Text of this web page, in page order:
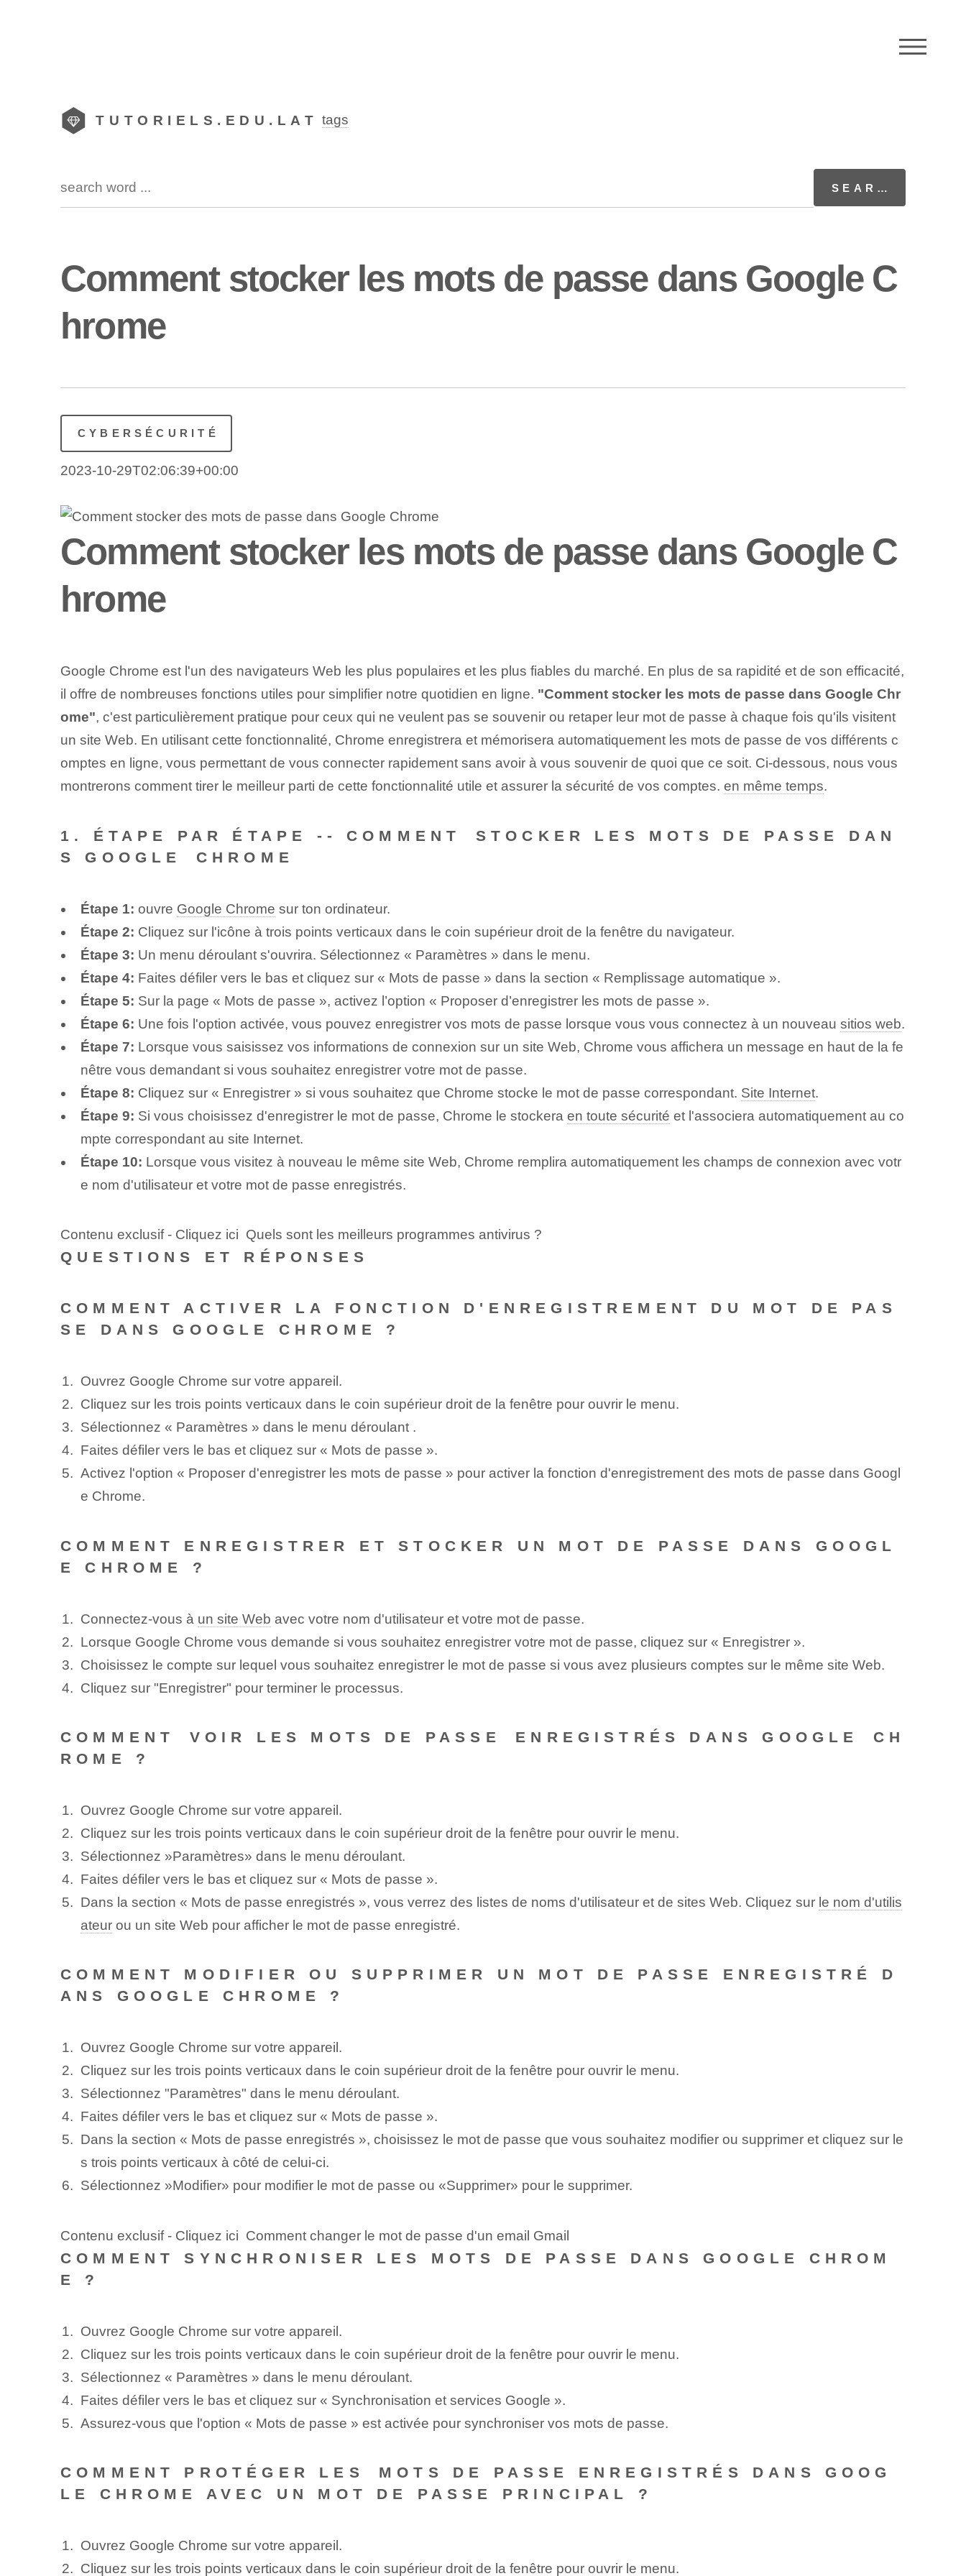
TUTORIELS.EDU.LAT tags
Comment stocker les mots de passe dans Google C
hrome
CYBERSÉCURITÉ
2023-10-29T02:06:39+00:00
Comment stocker les mots de passe dans Google C
hrome
‌Google Chrome‌ est l'un des ‌navigateurs Web ‌les plus populaires et les plus fiables du marché. En plus de sa rapidité et de son efficacité,
il offre de nombreuses fonctions utiles pour simplifier notre quotidien en ligne. "Comment stocker les mots de passe dans Google Chr
ome", c'est particulièrement pratique pour ceux qui ne veulent pas se souvenir ou retaper leur mot de passe à chaque fois qu'ils visitent
un site Web. En utilisant cette fonctionnalité, Chrome enregistrera et mémorisera automatiquement les mots de passe de vos différents c
omptes en ligne, vous permettant de vous connecter rapidement sans avoir à vous souvenir de quoi que ce soit. Ci-dessous, nous vous
montrerons comment tirer le meilleur parti de cette fonctionnalité utile et assurer la sécurité de vos comptes. en même temps.
1. ÉTAPE PAR ÉTAPE -- COMMENT⁤ STOCKER LES MOTS DE PASSE DAN
S GOOGLE ⁣CHROME
Étape 1: ouvre Google Chrome sur ton ordinateur.
Étape 2: Cliquez sur l'icône à trois points verticaux dans le coin supérieur droit de la fenêtre du navigateur.
Étape 3: Un menu déroulant s'ouvrira. Sélectionnez « Paramètres » dans⁢ le menu.
Étape 4: Faites défiler vers le bas et cliquez sur « Mots de passe » dans la section « Remplissage automatique ».
Étape 5: Sur la page « Mots de passe », activez l’option « Proposer d’enregistrer les mots de passe ».
Étape 6: Une fois l'option activée, vous pouvez enregistrer vos mots de passe lorsque vous vous connectez à un nouveau sitios web.
Étape 7: Lorsque vous saisissez vos informations de connexion sur un site Web, Chrome vous affichera un message en haut de la fe
nêtre vous demandant si vous souhaitez enregistrer votre mot de passe.
Étape 8: Cliquez⁤ sur « Enregistrer » si vous souhaitez que Chrome stocke le ⁢mot de passe correspondant. Site Internet.
Étape 9: Si vous choisissez d'enregistrer le mot de passe, Chrome le stockera⁤ en toute sécurité et l'associera automatiquement au co
mpte correspondant au site Internet.
Étape 10: Lorsque vous visitez à nouveau le même site Web, Chrome remplira automatiquement les champs de connexion avec votr
e nom d'utilisateur et votre mot de passe enregistrés.
Contenu exclusif - Cliquez ici Quels sont les meilleurs programmes antivirus ?
QUESTIONS ET RÉPONSES
COMMENT ACTIVER LA FONCTION D'ENREGISTREMENT DU MOT DE PAS
SE DANS GOOGLE CHROME ?
Ouvrez Google ⁢Chrome sur ⁤votre ⁢appareil.
Cliquez sur les trois points verticaux dans le coin supérieur droit de la fenêtre pour ouvrir le menu.
Sélectionnez « Paramètres » dans le menu déroulant ⁤.
Faites défiler vers le bas et cliquez sur « Mots de passe ».
Activez l'option « Proposer d'enregistrer les mots de passe » pour activer la fonction d'enregistrement des mots de passe dans Googl
e Chrome.
COMMENT ENREGISTRER ET STOCKER UN MOT DE PASSE DANS GOOGL
E CHROME ?
Connectez-vous à un site Web avec votre nom d'utilisateur et votre mot de passe.
Lorsque Google Chrome vous demande si vous souhaitez enregistrer votre mot de passe, cliquez sur « Enregistrer ».
Choisissez le compte sur lequel vous souhaitez enregistrer le mot de passe si vous avez plusieurs comptes sur le même site Web.
Cliquez sur "Enregistrer" pour terminer le processus.
COMMENT ⁤VOIR LES MOTS DE PASSE⁤ ENREGISTRÉS DANS GOOGLE⁣ CH
ROME ?
Ouvrez Google Chrome sur votre appareil.
Cliquez sur les trois points verticaux dans le coin supérieur droit de la fenêtre pour ouvrir le menu.
Sélectionnez ⁢»Paramètres» dans le menu déroulant.
Faites défiler vers le bas et cliquez sur « Mots de passe ».
Dans la section « Mots de passe enregistrés », vous verrez des listes de noms d'utilisateur et de sites Web. Cliquez sur le nom d'utilis
ateurou un site Web pour afficher le mot de passe enregistré.
COMMENT MODIFIER OU SUPPRIMER UN MOT DE PASSE ENREGISTRÉ D
ANS GOOGLE CHROME ?
Ouvrez Google Chrome sur votre appareil.
Cliquez sur les trois points verticaux dans le coin supérieur droit de la fenêtre pour ouvrir le menu.
Sélectionnez "Paramètres" dans le menu déroulant.
Faites défiler vers le bas et cliquez sur « Mots de passe ».
Dans la section « Mots de passe enregistrés », choisissez le mot de passe que vous souhaitez modifier ou supprimer et cliquez sur le
s trois points verticaux à côté de celui-ci.
Sélectionnez ⁢»Modifier» pour modifier le mot de passe ou «Supprimer» pour le supprimer.
Contenu exclusif - Cliquez ici Comment changer le mot de passe d'un email Gmail
COMMENT SYNCHRONISER LES MOTS DE PASSE DANS GOOGLE CHROM
E ?
Ouvrez Google Chrome sur votre appareil.
Cliquez sur les trois points verticaux dans le coin supérieur droit de la fenêtre pour ouvrir le menu.
Sélectionnez « Paramètres » ‌dans le menu déroulant.
Faites défiler vers le bas et cliquez sur « Synchronisation et services Google ».
Assurez-vous que l'option « Mots de passe » est activée pour synchroniser vos mots de passe.
COMMENT ‌PROTÉGER LES ⁢MOTS DE PASSE​ ENREGISTRÉS DANS GOOG
LE CHROME AVEC UN MOT DE PASSE PRINCIPAL ?
Ouvrez Google Chrome sur votre appareil.
Cliquez sur les trois points verticaux dans le coin supérieur droit de la fenêtre pour ouvrir le menu.